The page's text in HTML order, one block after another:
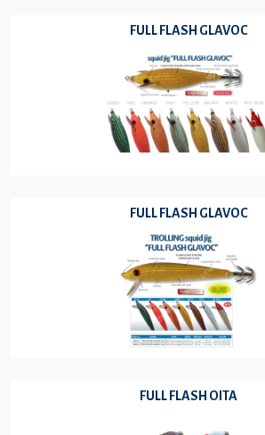
FULL FLASH GLAVOC
FULL FLASH GLAVOC
FULL FLASH OITA